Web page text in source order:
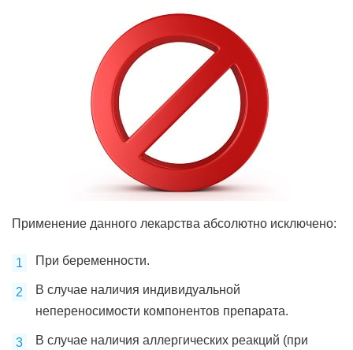
Применение данного лекарства абсолютно исключено:
При беременности.
В случае наличия индивидуальной
непереносимости компонентов препарата.
В случае наличия аллергических реакций (при